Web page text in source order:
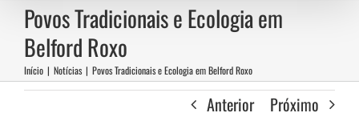
Povos Tradicionais e Ecologia em
Belford Roxo
Início | Notícias | Povos Tradicionais e Ecologia em Belford Roxo
Anterior Próximo